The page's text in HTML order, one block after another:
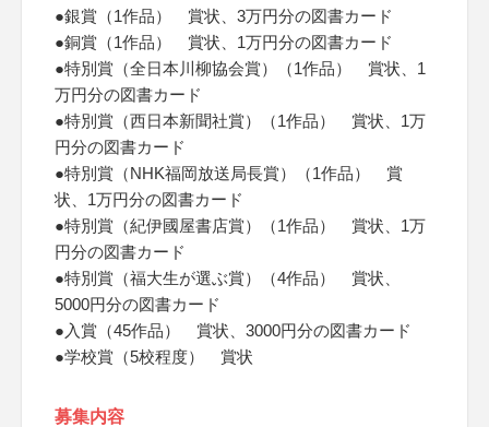
●銀賞（1作品） 賞状、3万円分の図書カード
●銅賞（1作品） 賞状、1万円分の図書カード
●特別賞（全日本川柳協会賞）（1作品） 賞状、1
万円分の図書カード
●特別賞（西日本新聞社賞）（1作品） 賞状、1万
円分の図書カード
●特別賞（NHK福岡放送局長賞）（1作品） 賞
状、1万円分の図書カード
●特別賞（紀伊國屋書店賞）（1作品） 賞状、1万
円分の図書カード
●特別賞（福大生が選ぶ賞）（4作品） 賞状、
5000円分の図書カード
●入賞（45作品） 賞状、3000円分の図書カード
●学校賞（5校程度） 賞状
募集内容